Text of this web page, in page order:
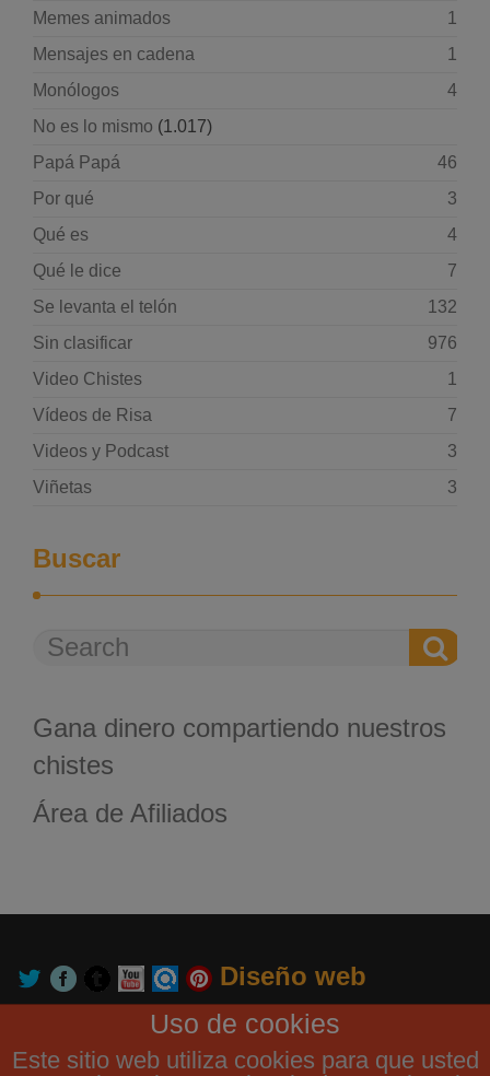
Memes animados
1
Mensajes en cadena
1
Monólogos
4
No es lo mismo (1.017)
Papá Papá
46
Por qué
3
Qué es
4
Qué le dice
7
Se levanta el telón
132
Sin clasificar
976
Video Chistes
1
Vídeos de Risa
7
Videos y Podcast
3
Viñetas
3
Buscar
Gana dinero compartiendo nuestros
chistes
Área de Afiliados
Diseño web
GrupoUnetcomUso de cookies
Este sitio web utiliza cookies para que usted